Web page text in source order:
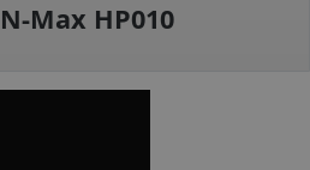
Max HP010